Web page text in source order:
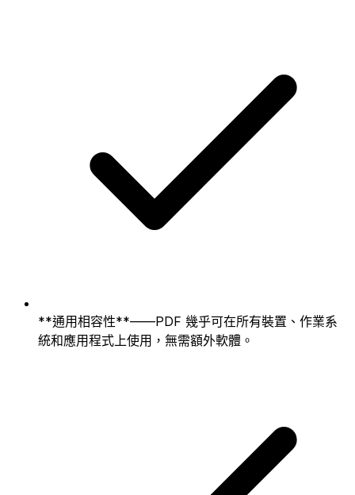
**通用相容性**——PDF 幾乎可在所有裝置、作業系
統和應用程式上使用，無需額外軟體。